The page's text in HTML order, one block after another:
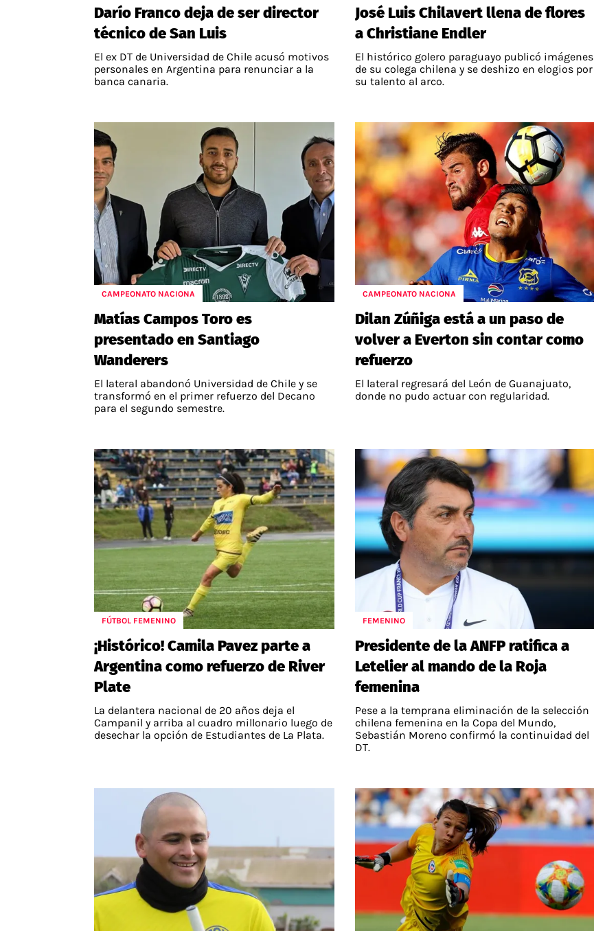
Apuesta del día
Darío Franco deja de ser director
técnico de San Luis
El ex DT de Universidad de Chile acusó motivos
personales en Argentina para renunciar a la
banca canaria.
José Luis Chilavert llena de flores
a Christiane Endler
El histórico golero paraguayo publicó imágenes
de su colega chilena y se deshizo en elogios por
su talento al arco.
CAMPEONATO NACIONA
Matías Campos Toro es
presentado en Santiago
Wanderers
El lateral abandonó Universidad de Chile y se
transformó en el primer refuerzo del Decano
para el segundo semestre.
CAMPEONATO NACIONA
Dilan Zúñiga está a un paso de
volver a Everton sin contar como
refuerzo
El lateral regresará del León de Guanajuato,
donde no pudo actuar con regularidad.
FÚTBOL FEMENINO
¡Histórico! Camila Pavez parte a
Argentina como refuerzo de River
Plate
La delantera nacional de 20 años deja el
Campanil y arriba al cuadro millonario luego de
desechar la opción de Estudiantes de La Plata.
FEMENINO
Presidente de la ANFP ratifica a
Letelier al mando de la Roja
femenina
Pese a la temprana eliminación de la selección
chilena femenina en la Copa del Mundo,
Sebastián Moreno confirmó la continuidad del
DT.